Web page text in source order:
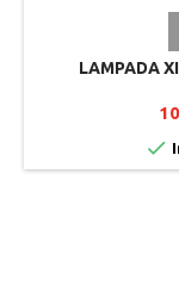
LAMPADA
